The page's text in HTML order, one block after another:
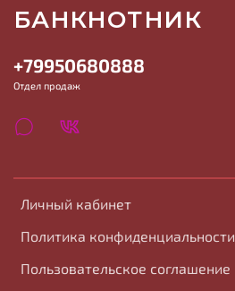
Личный кабинет
Политика конфиденциальности
Пользовательское соглашение
+79950680888
Отдел продаж
БАНКНОТНИК